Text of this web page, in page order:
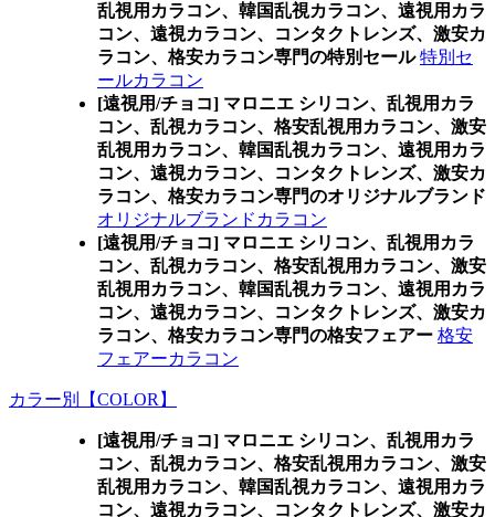
乱視用カラコン、韓国乱視カラコン、遠視用カラ
コン、遠視カラコン、コンタクトレンズ、激安カ
ラコン、格安カラコン専門の特別セール 特別セ
ールカラコン
[遠視用/チョコ] マロニエ シリコン、乱視用カラ
コン、乱視カラコン、格安乱視用カラコン、激安
乱視用カラコン、韓国乱視カラコン、遠視用カラ
コン、遠視カラコン、コンタクトレンズ、激安カ
ラコン、格安カラコン専門のオリジナルブランド
オリジナルブランドカラコン
[遠視用/チョコ] マロニエ シリコン、乱視用カラ
コン、乱視カラコン、格安乱視用カラコン、激安
乱視用カラコン、韓国乱視カラコン、遠視用カラ
コン、遠視カラコン、コンタクトレンズ、激安カ
ラコン、格安カラコン専門の格安フェアー 格安
フェアーカラコン
カラー別【COLOR】
[遠視用/チョコ] マロニエ シリコン、乱視用カラ
コン、乱視カラコン、格安乱視用カラコン、激安
乱視用カラコン、韓国乱視カラコン、遠視用カラ
コン、遠視カラコン、コンタクトレンズ、激安カ